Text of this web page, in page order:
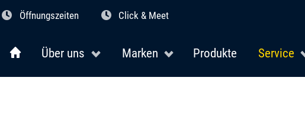
Öffnungszeiten Click & Meet
Über uns Marken Produkte Service